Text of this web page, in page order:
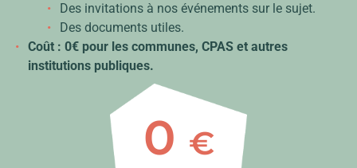
Des invitations à nos événements sur le sujet.
Des documents utiles.
Coût : 0€ pour les communes, CPAS et autres
institutions publiques.
0 €